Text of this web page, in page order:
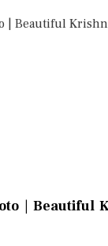
| Beautiful